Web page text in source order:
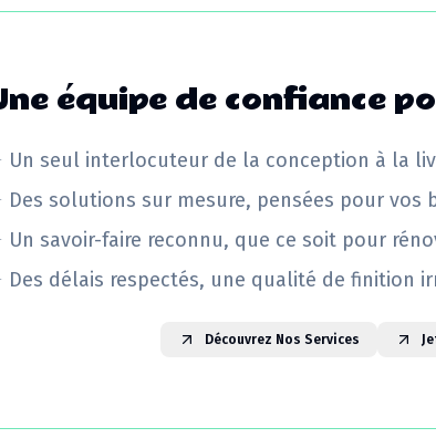
équipe de confiance
Un seul interlocuteur de la conception à la
Des solutions sur mesure, pensées pour vos
Un savoir-faire reconnu, que ce soit pour
Des délais respectés, une qualité de finition
Découvrez Nos Services